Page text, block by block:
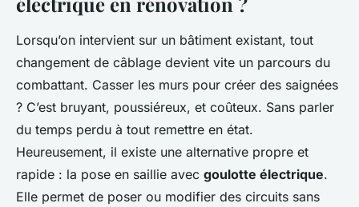
Lorsqu’on intervient sur un bâtiment existant, tout
changement de câblage devient vite un parcours du
combattant. Casser les murs pour créer des saignées
? C’est bruyant, poussiéreux, et coûteux. Sans parler
du temps perdu à tout remettre en état.
Heureusement, il existe une alternative propre et
rapide : la pose en saillie avec goulotte électrique.
Elle permet de poser ou modifier des circuits sans